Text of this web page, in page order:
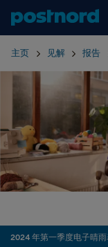
Hoppa över
主页 见解 报告
2024 年第一季度电子晴